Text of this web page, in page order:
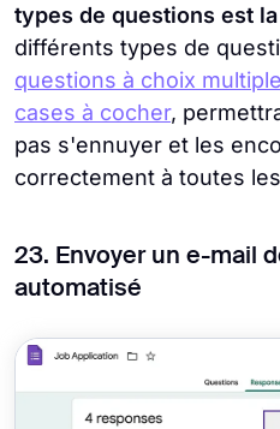
types de questions est
différents types de
questions à choix
cases à cocher,
pas s'ennuyer et les
correctement à toutes
23. Envoyer un e-mail
automatisé